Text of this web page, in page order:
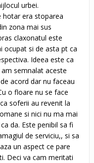
urbei.
hotar era stoparea
zona mai sus
claxonatul este
ocupat si de asta pt ca
Ideea este ca
semnalat aceste
acord dar nu faceau
o floare nu se face
soferii au revenit la
si nici nu ma mai
da. Este penibil sa fi
de serviciu,, si sa
un aspect ce pare
Deci va cam meritati